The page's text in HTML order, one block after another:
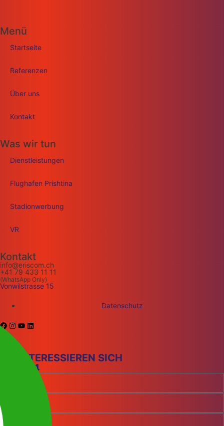
Menü
Startseite
Referenzen
Über uns
Kontakt
Was wir tun
Dienstleistungen
Flughafen Prishtina
Stadionwerbung
VR
Kontakt
info@eriscom.ch
+41 79 433 11 11
(WhatsApp Only)
Vonwilstrasse 15
Datenschutz
SIE INTERESSIEREN SICH
FÜR: A4